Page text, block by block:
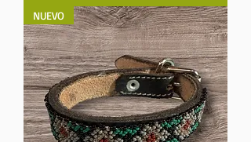
NUEVO